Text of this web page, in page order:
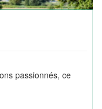
passionnés, ce